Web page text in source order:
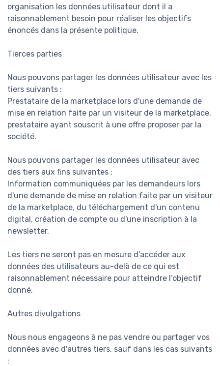
organisation les données utilisateur dont il a
raisonnablement besoin pour réaliser les objectifs
énoncés dans la présente politique.
Tierces parties
Nous pouvons partager les données utilisateur avec les
tiers suivants :
Prestataire de la marketplace lors d'une demande de
mise en relation faite par un visiteur de la marketplace,
prestataire ayant souscrit à une offre proposer par la
société.
Nous pouvons partager les données utilisateur avec
des tiers aux fins suivantes :
Information communiquées par les demandeurs lors
d'une demande de mise en relation faite par un visiteur
de la marketplace, du téléchargement d'un contenu
digital, création de compte ou d'une inscription à la
newsletter.
Les tiers ne seront pas en mesure d’accéder aux
données des utilisateurs au-delà de ce qui est
raisonnablement nécessaire pour atteindre l’objectif
donné.
Autres divulgations
Nous nous engageons à ne pas vendre ou partager vos
données avec d'autres tiers, sauf dans les cas suivants
: